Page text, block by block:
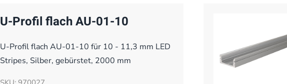
U-Profil flach AU-01-10
U-Profil flach AU-01-10 für 10 - 11,3 mm LED
Stripes, Silber, gebürstet, 2000 mm